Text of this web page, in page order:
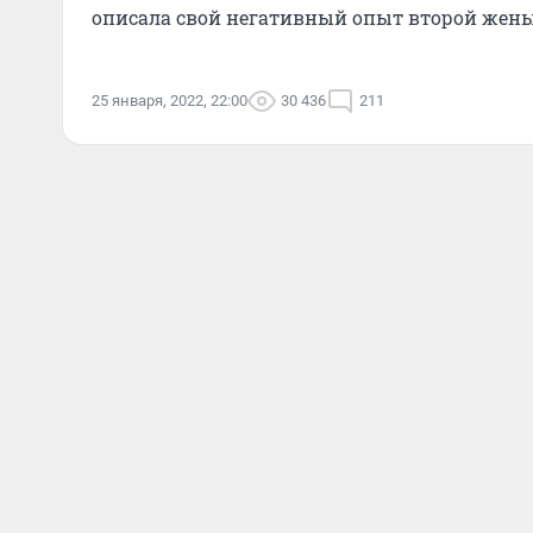
описала свой негативный опыт второй
25 января, 2022, 22:00 30 436 211